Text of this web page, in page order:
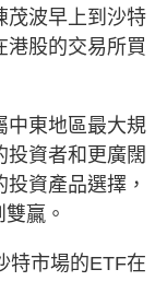
茂波早上到沙特
港股的交易所買
中東地區最大規
投資者和更廣闊
資產品選擇，
贏。
特市場的ETF在